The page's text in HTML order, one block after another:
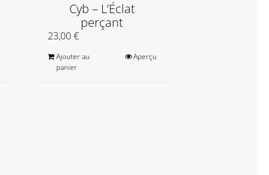
Cyb – L’Éclat
perçant
23,00€
Ajouter au
panier
Aperçu